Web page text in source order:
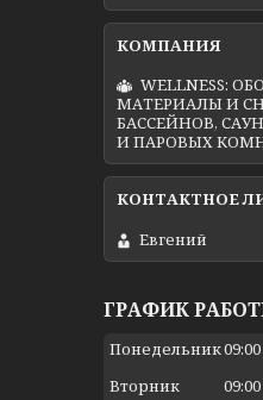
WELLNESS:
МАТЕРИАЛЫ И
БАССЕЙНОВ,
И ПАРОВЫХ
Евгений
ГРАФИК
Понедельник09:00
Вторник
09:00